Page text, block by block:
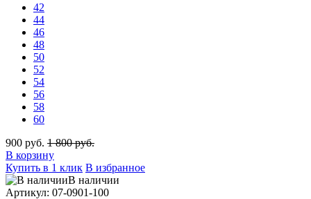
42
44
46
48
50
52
54
56
58
60
900 руб. 1 800 руб.
В корзину
Купить в 1 клик В избранное
В наличии
Артикул: 07-0901-100